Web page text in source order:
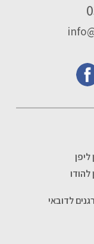
ליפן
להודו
לדובאי